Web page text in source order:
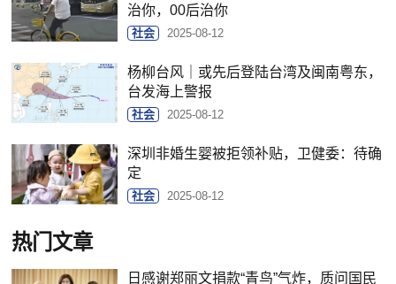
治你，00后治你
社会 2025-08-12
杨柳台风｜或先后登陆台湾及闽南粤东，
台发海上警报
社会 2025-08-12
深圳非婚生婴被拒领补贴，卫健委：待确
定
社会 2025-08-12
热门文章
日感谢郑丽文捐款“青鸟”气炸，质问国民